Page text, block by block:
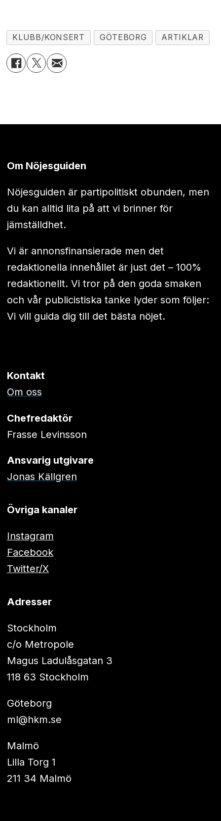
KLUBB/KONSERT GÖTEBORG ARTIKLAR
Om Nöjesguiden
Nöjesguiden är partipolitiskt obunden, men
du kan alltid lita på att vi brinner för
jämställdhet.
Vi är annonsfinansierade men det
redaktionella innehållet är just det – 100%
redaktionellt. Vi tror på den goda smaken
och vår publicistiska tanke lyder som följer:
Vi vill guida dig till det bästa nöjet.
Kontakt
Om oss
Chefredaktör
Frasse Levinsson
Ansvarig utgivare
Jonas Källgren
Övriga kanaler
Instagram
Facebook
Twitter/X
Adresser
Stockholm
c/o Metropole
Magus Ladulåsgatan 3
118 63 Stockholm
Göteborg
ml@hkm.se
Malmö
Lilla Torg 1
211 34 Malmö